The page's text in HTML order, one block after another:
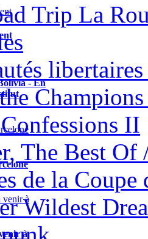
- En
à
Trip La
libertaires
II
The Best Of
de la Coupe
Wildest